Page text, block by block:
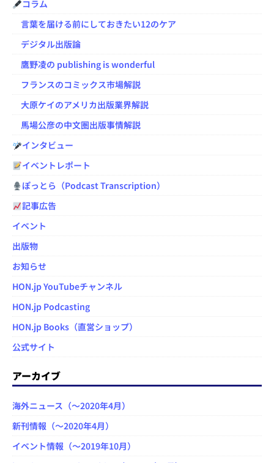
コラム
言葉を届ける前にしておきたい12のケア
デジタル出版論
鷹野凌の publishing is wonderful
フランスのコミックス市場解説
大原ケイのアメリカ出版業界解説
馬場公彦の中文圏出版事情解説
インタビュー
イベントレポート
ぽっとら（Podcast Transcription）
記事広告
イベント
出版物
お知らせ
HON.jp YouTubeチャンネル
HON.jp Podcasting
HON.jp Books（直営ショップ）
公式サイト
アーカイブ
海外ニュース（～2020年4月）
新刊情報（～2020年4月）
イベント情報（～2019年10月）